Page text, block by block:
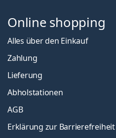
Online shopping
Alles über den Einkauf
Zahlung
Lieferung
Abholstationen
AGB
Erklärung zur